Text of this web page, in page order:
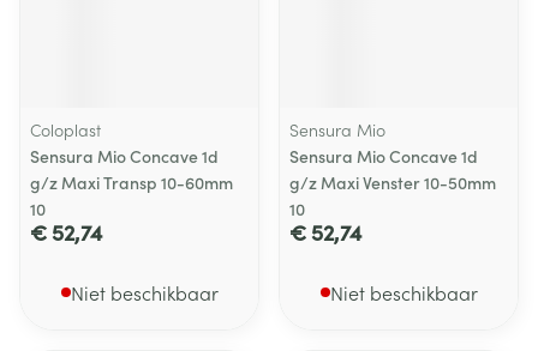
Coloplast
Sensura Mio Concave 1d
g/z Maxi Transp 10-60mm
10
€ 52,74
Niet beschikbaar
Sensura Mio
Sensura Mio Concave 1d
g/z Maxi Venster 10-50mm
10
€ 52,74
Niet beschikbaar